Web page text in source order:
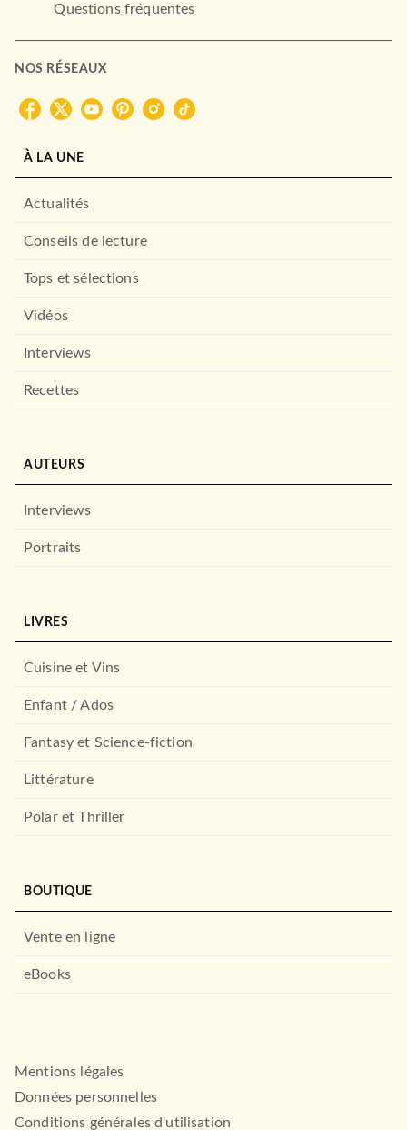
Questions fréquentes
NOS RÉSEAUX
À LA UNE
Actualités
Conseils de lecture
Tops et sélections
Vidéos
Interviews
Recettes
AUTEURS
Interviews
Portraits
LIVRES
Cuisine et Vins
Enfant / Ados
Fantasy et Science-fiction
Littérature
Polar et Thriller
BOUTIQUE
Vente en ligne
eBooks
Mentions légales
Données personnelles
Conditions générales d'utilisation